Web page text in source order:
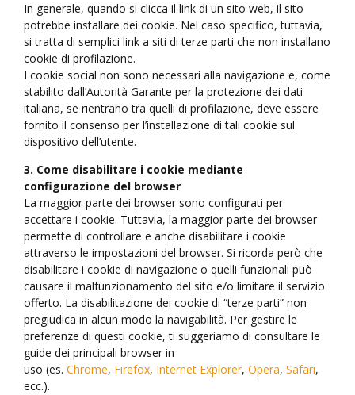
In generale, quando si clicca il link di un sito web, il sito
potrebbe installare dei cookie. Nel caso specifico, tuttavia,
si tratta di semplici link a siti di terze parti che non installano
cookie di profilazione.
I cookie social non sono necessari alla navigazione e, come
stabilito dall’Autorità Garante per la protezione dei dati
italiana, se rientrano tra quelli di profilazione, deve essere
fornito il consenso per l’installazione di tali cookie sul
dispositivo dell’utente.
3. Come disabilitare i cookie mediante
configurazione del browser
La maggior parte dei browser sono configurati per
accettare i cookie. Tuttavia, la maggior parte dei browser
permette di controllare e anche disabilitare i cookie
attraverso le impostazioni del browser. Si ricorda però che
disabilitare i cookie di navigazione o quelli funzionali può
causare il malfunzionamento del sito e/o limitare il servizio
offerto. La disabilitazione dei cookie di “terze parti” non
pregiudica in alcun modo la navigabilità. Per gestire le
preferenze di questi cookie, ti suggeriamo di consultare le
guide dei principali browser in
uso (es. Chrome, Firefox, Internet Explorer, Opera, Safari,
ecc.).